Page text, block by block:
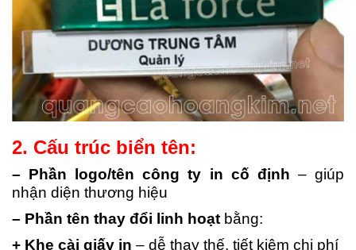
2. Cấu trúc biển tên:
– Phần logo/tên công ty in cố định – giúp
nhận diện thương hiệu
– Phần tên thay đổi linh hoạt bằng:
+ Khe cài giấy in – dễ thay thế, tiết kiệm chi phí